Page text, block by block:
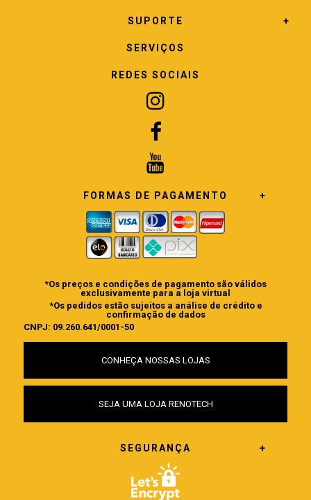
SUPORTE
SERVIÇOS
REDES SOCIAIS
FORMAS DE PAGAMENTO
*Os preços e condições de pagamento são válidos
exclusivamente para a loja virtual
*Os pedidos estão sujeitos a análise de crédito e
confirmação de dados
CNPJ: 09.260.641/0001-50
CONHEÇA NOSSAS LOJAS
SEJA UMA LOJA RENOTECH
SEGURANÇA